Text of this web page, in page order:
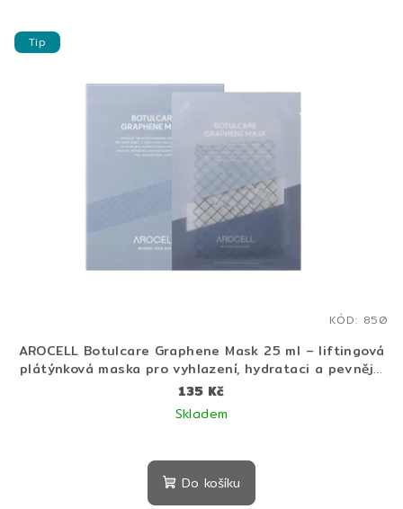
Tip
AROCELL Botulcare Graphene Mask 25 ml – liftingová
plátýnková maska pro vyhlazení, hydrataci a pevnější
pleť
135 Kč
Skladem
Do košíku
KÓD: 850